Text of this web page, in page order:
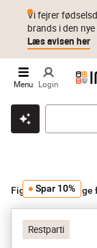
Klik & hent Byt
Vi fejrer
brands i den
Læs avisen her
Menu Login
Figurer Øvrige
Restparti
Spar 10%